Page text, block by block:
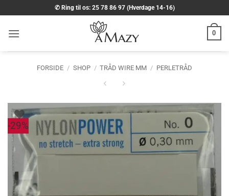
til
indhold
✆ Ring til os: 25 78 86 97 (Hverdage 14-16)
0
FORSIDE / SHOP / TRÅD WIRE MM / PERLETRÅD
-29%